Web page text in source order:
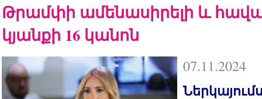
Թրամփի ամենասիրելի և
կյանքի 16 կանոն
07.11.2024